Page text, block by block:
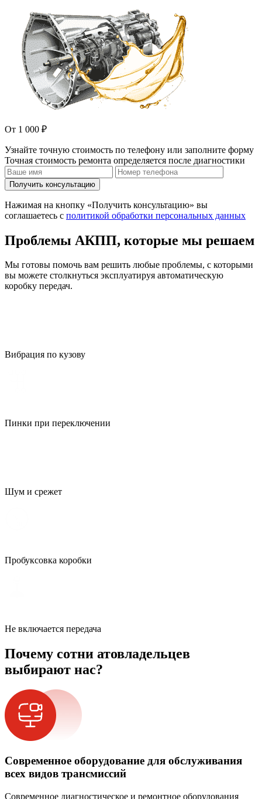
От 1 000 ₽
Узнайте точную стоимость по телефону или заполните форму
Точная стоимость ремонта определяется после диагностики
Получить консультацию
Нажимая на кнопку «Получить консультацию» вы
соглашаетесь с политикой обработки персональных данных
Проблемы АКПП, которые мы решаем
Мы готовы помочь вам решить любые проблемы, с которыми
вы можете столкнуться эксплуатируя автоматическую
коробку передач.
Вибрация по кузову
Пинки при переключении
Шум и срежет
Пробуксовка коробки
Не включается передача
Почему сотни атовладельцев
выбирают нас?
Современное оборудование для обслуживания
всех видов трансмиссий
Современное диагностическое и ремонтное оборудования